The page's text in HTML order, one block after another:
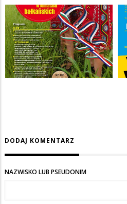
DODAJ KOMENTARZ
NAZWISKO LUB PSEUDONIM